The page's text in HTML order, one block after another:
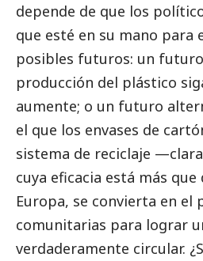
depende de que los
que esté en su mano para
posibles futuros: un
producción del plástico
aumente; o un futuro
el que los envases de
sistema de reciclaje
cuya eficacia está más
Europa, se convierta en el
comunitarias para lograr
verdaderamente circular.